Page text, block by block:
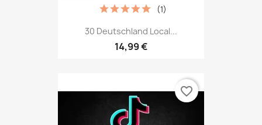
30 Deutschland Local...
14,99 €
(1)
favorite_border